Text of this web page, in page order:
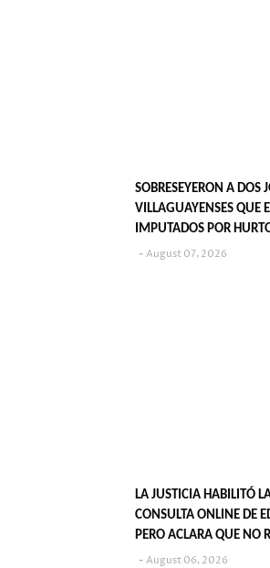
SOBRESEYERON A DOS
VILLAGUAYENSES QUE
IMPUTADOS POR
August 07, 2026
LA JUSTICIA HABILITÓ
CONSULTA ONLINE DE
PERO ACLARA QUE NO
SU PUBLICACIÓN EN
August 06, 2026